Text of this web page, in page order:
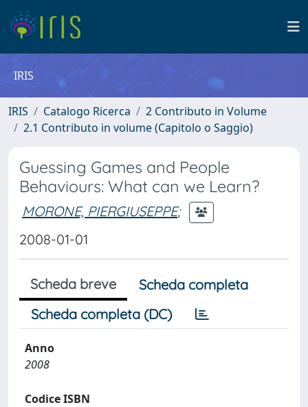
IRIS
IRIS Catalogo Ricerca
2 Contributo in Volume
2.1 Contributo in volume (Capitolo o Saggio)
Guessing Games and People
Behaviours: What can we Learn?
MORONE, PIERGIUSEPPE;
2008-01-01
Scheda breve
Scheda completa
Scheda completa (DC)
Anno
2008
Codice ISBN